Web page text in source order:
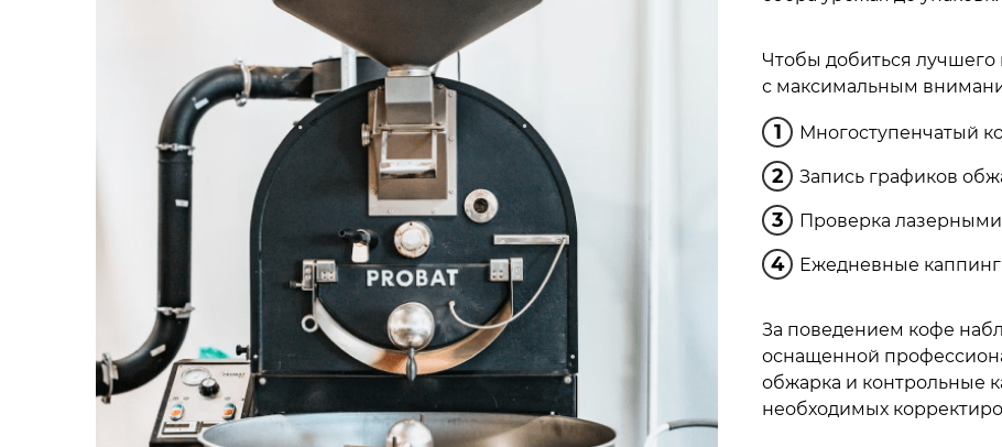
Чтобы добиться лучшего
с максимальным
Многоступенчатый
Запись графиков
Проверка
Ежедневные
За поведением кофе
оснащенной
обжарка и контрольные
необходимых